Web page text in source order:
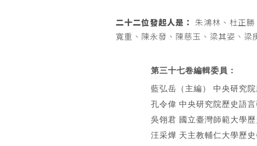
二十二位發起人是：
朱鴻林、杜正
寬重、陳永發、陳慈玉、梁其姿、梁
第三十七卷編輯委員：
藍弘岳（主編） 中央研究
孔令偉 中央研究院歷史語
吳翎君 國立臺灣師範大學
汪采燁 天主教輔仁大學歷史